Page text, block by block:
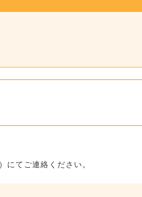
）にてご連絡ください。